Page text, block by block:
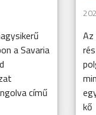
a Savaria
című
kő